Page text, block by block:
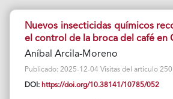
Nuevos insecticidas químicos
el control de la broca del café en
Aníbal Arcila-Moreno
Publicado: 2025-12-04 Visitas del artículo 250
DOI: https://doi.org/10.38141/10785/052